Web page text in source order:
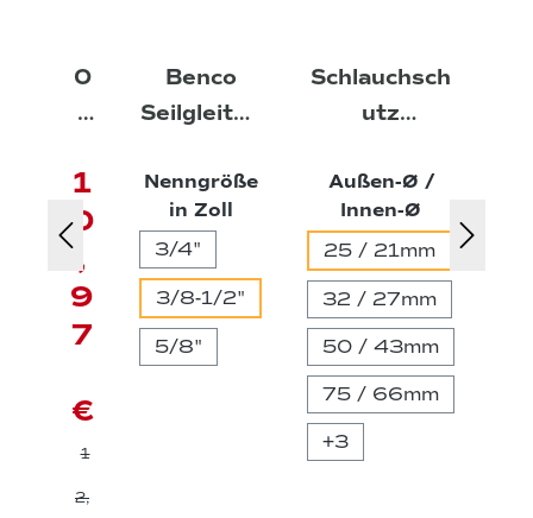
O
r
g
o
8
-
a
G
1
0
,
9
7
€
1
2,
Benco
Seilgleitha
mit
Sicherung,
FTF (nach
DIN
30754)
Nenngröße
in Zollauswählen
3/4"
3/8-1/2"
5/8"
Schlauchsch
utz
wendel
schwarz
Außen-Ø /
Innen-Ø
25 / 21mm
32 / 27mm
50 / 43mm
75 / 66mm
+3